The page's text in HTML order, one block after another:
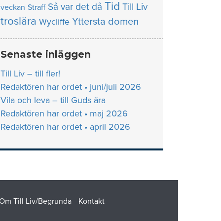
veckan Straff Så var det då Tid Till Liv
troslära Wycliffe Yttersta domen
Senaste inläggen
Till Liv – till fler!
Redaktören har ordet • juni/juli 2026
Vila och leva – till Guds ära
Redaktören har ordet • maj 2026
Redaktören har ordet • april 2026
Till Liv/Begrunda Kontakt